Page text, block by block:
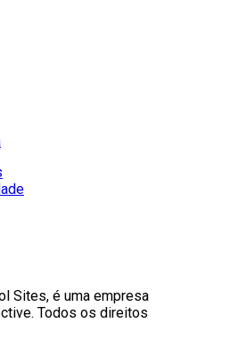
Sites, é uma empresa
Todos os direitos